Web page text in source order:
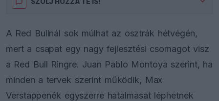
A Red Bullnál sok múlhat az osztrák hétvégén,
mert a csapat egy nagy fejlesztési csomagot visz
a Red Bull Ringre. Juan Pablo Montoya szerint, ha
minden a tervek szerint működik, Max
Verstappenék egyszerre hatalmasat léphetnek